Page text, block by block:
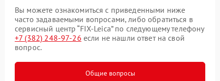
Вы можете ознакомиться с приведенными ниже
часто задаваемыми вопросами, либо обратиться в
сервисный центр “FIX-Leica” по следующему телефону
+7 (382) 248-97-26 если не нашли ответ на свой
вопрос.
Общие вопросы